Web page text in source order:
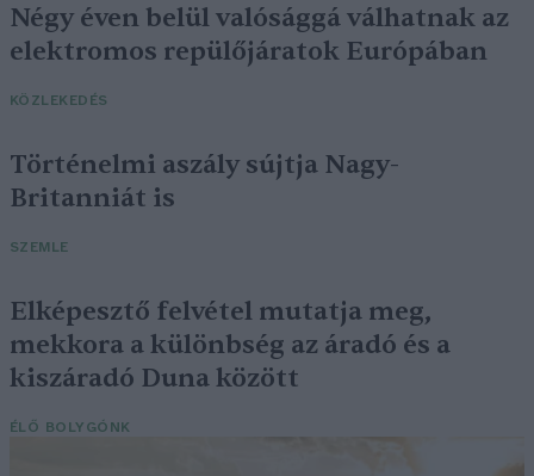
Négy éven belül valósággá válhatnak az
elektromos repülőjáratok Európában
KÖZLEKEDÉS
Történelmi aszály sújtja Nagy-
Britanniát is
SZEMLE
Elképesztő felvétel mutatja meg,
mekkora a különbség az áradó és a
kiszáradó Duna között
ÉLŐ BOLYGÓNK